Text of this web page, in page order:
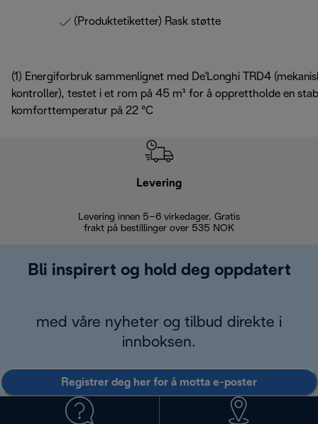
(Produktetiketter) Rask støtte
(1) Energiforbruk sammenlignet med De'Longhi TRD4
kontroller), testet i et rom på 45 m³ for å opprettholde en
komforttemperatur på 22 °C
Levering
Levering innen 5–6 virkedager. Gratis
frakt på bestillinger over 535 NOK
Bli inspirert og hold deg oppdatert
med våre nyheter og tilbud direkte i
innboksen.
Registrer deg her for å motta e-poster